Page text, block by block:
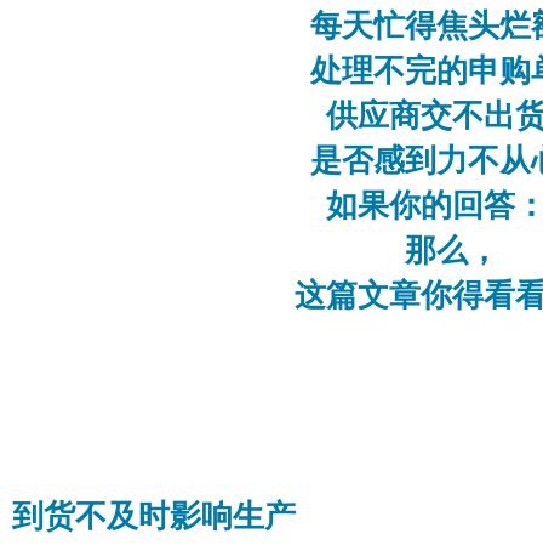
每天忙得焦头烂
处理不完的申购
供应商交不出
是否感到力不从
如果你的回答
那么，
这篇文章你得看
到货不及时影响生产